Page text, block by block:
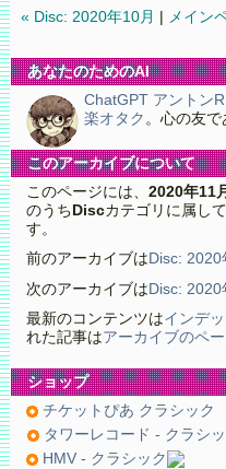
« Disc: 2020年10月 メイン
あなたのためのAI
ChatGPT アントン
楽オタク 。心の友で
このアーカイブについて
このページには、 2020年11月
のうち Discカテゴリに属し
す。
前のアーカイブは Disc: 2020
次のアーカイブはDisc: 2020
最新のコンテンツはインデ
れた記事はアーカイブのペ
ショップ
チケットぴあ クラシック
タワーレコード - クラシ
HMV - クラシック